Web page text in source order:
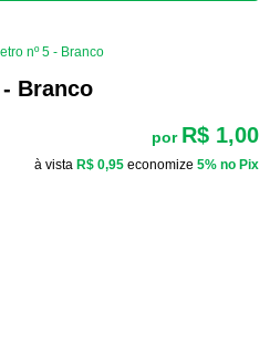
nº 5 - Branco
Branco
por R$ 1,00
à vista R$ 0,95 economize 5% no Pix